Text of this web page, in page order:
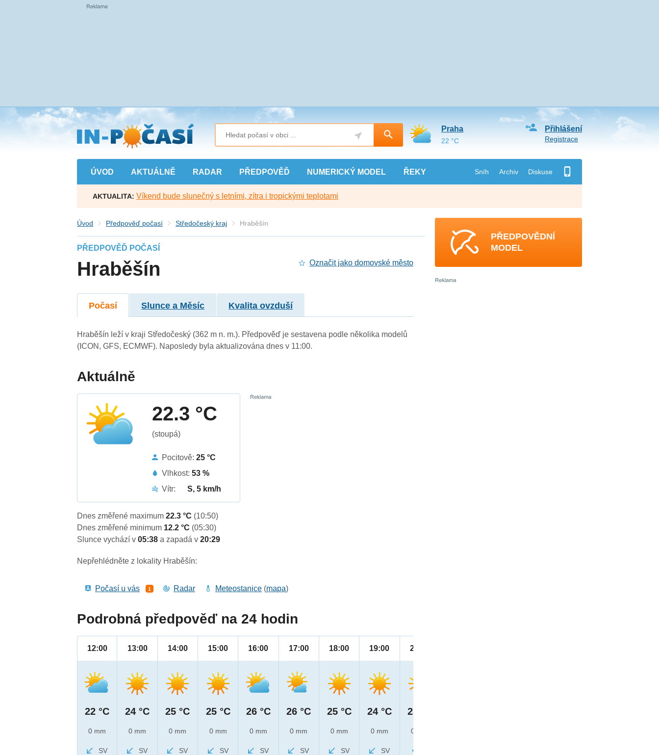
Přejít
na
hlavní
obsah
ÚVOD AKTUÁLNĚ RADAR PŘEDPOVĚĎ NUMERICKÝ MODEL ŘEKY Sníh Archiv Diskuse
Přihlášení
Registrace
Praha
22 °C
AKTUALITA: Víkend bude slunečný s letními, zítra i tropickými teplotami
Úvod Předpověď počasí Středočeský kraj Hraběšín
PŘEDPOVĚĎ POČASÍ
Hraběšín Označit jako domovské město
Počasí Slunce a Měsíc Kvalita ovzduší
Hraběšín leží v kraji Středočeský (362 m n. m.). Předpověď je sestavena podle několika modelů
(ICON, GFS, ECMWF). Naposledy byla aktualizována dnes v 11:00.
Aktuálně
22.3 °C
(stoupá)
Pocitově:25 °C
Vlhkost:53 %
Vítr:
S, 5 km/h
Dnes změřené maximum22.3 °C (10:50)
Dnes změřené minimum 12.2 °C (05:30)
Slunce vychází v05:38a zapadá v20:29
Nepřehlédněte z lokality Hraběšín:
Počasí u vás 1 Radar Meteostanice (mapa)
Podrobná předpověď na 24 hodin
12:00
22 °C
0 mm
SV
13:00
24 °C
0 mm
SV
14:00
25 °C
0 mm
SV
15:00
25 °C
0 mm
SV
16:00
26 °C
0 mm
SV
17:00
26 °C
0 mm
SV
18:00
25 °C
0 mm
SV
19:00
24 °C
0 mm
SV
20:00
23 °C
0 mm
PŘEDPOVĚDNÍ
MODEL